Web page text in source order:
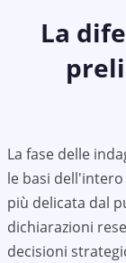
La
La fase delle
le basi
più delicata dal
dichiarazioni
decisioni